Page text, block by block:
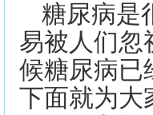
糖尿病是
易被人们忽
候糖尿病已
下面就为大